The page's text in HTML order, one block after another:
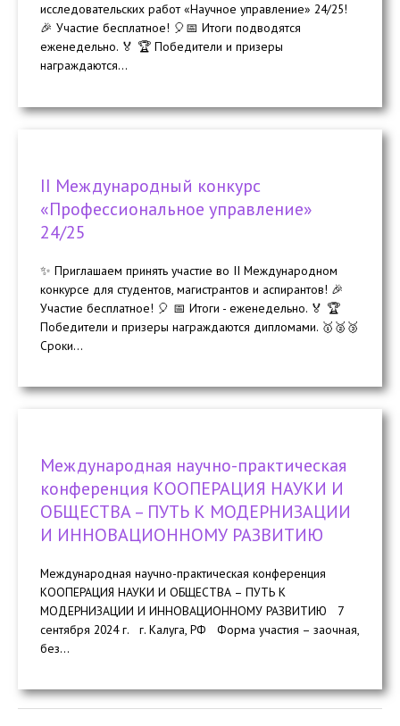
исследовательских работ «Научное управление» 24/25!
🎉 Участие бесплатное! 🎈📅 Итоги подводятся
еженедельно. 🏅 🏆 Победители и призеры
награждаются...
II Международный конкурс
«Профессиональное управление»
24/25
✨ Приглашаем принять участие во II Международном
конкурсе для студентов, магистрантов и аспирантов! 🎉
Участие бесплатное! 🎈 📅 Итоги - еженедельно. 🏅 🏆
Победители и призеры награждаются дипломами. 🥇🥈🥉
Сроки...
Международная научно-практическая
конференция КООПЕРАЦИЯ НАУКИ И
ОБЩЕСТВА – ПУТЬ К МОДЕРНИЗАЦИИ
И ИННОВАЦИОННОМУ РАЗВИТИЮ
Международная научно-практическая конференция
КООПЕРАЦИЯ НАУКИ И ОБЩЕСТВА – ПУТЬ К
МОДЕРНИЗАЦИИ И ИННОВАЦИОННОМУ РАЗВИТИЮ 7
сентября 2024 г. г. Калуга, РФ Форма участия – заочная,
без...